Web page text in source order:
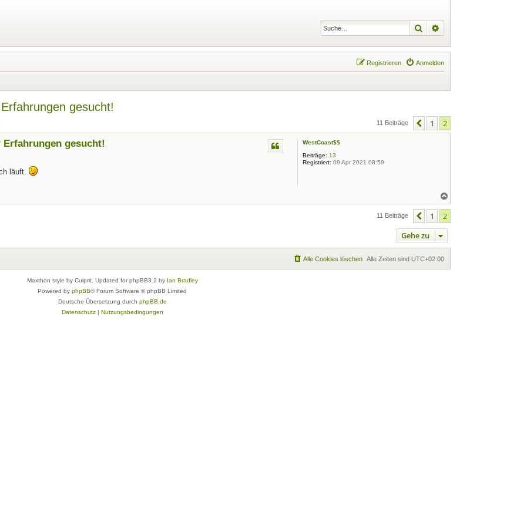
Suche
Anmelden
Registrieren
gesucht!
11 Beiträge Vorherige
1 2
WestCoast$$
Beiträge: 13
Registriert: 09 Apr 2021 08:59
gesucht!
läuft.
a
c
11 Beiträge Vorherige
1 2
Gehe zu
Alle Zeiten sind UTC+02:00
Alle Cookies löschen
Maxthon style by Culprit. Updated for phpBB3.2 by Ian Bradley
Powered by phpBB® Forum Software © phpBB Limited
Deutsche Übersetzung durch phpBB.de
Datenschutz| Nutzungsbedingungen